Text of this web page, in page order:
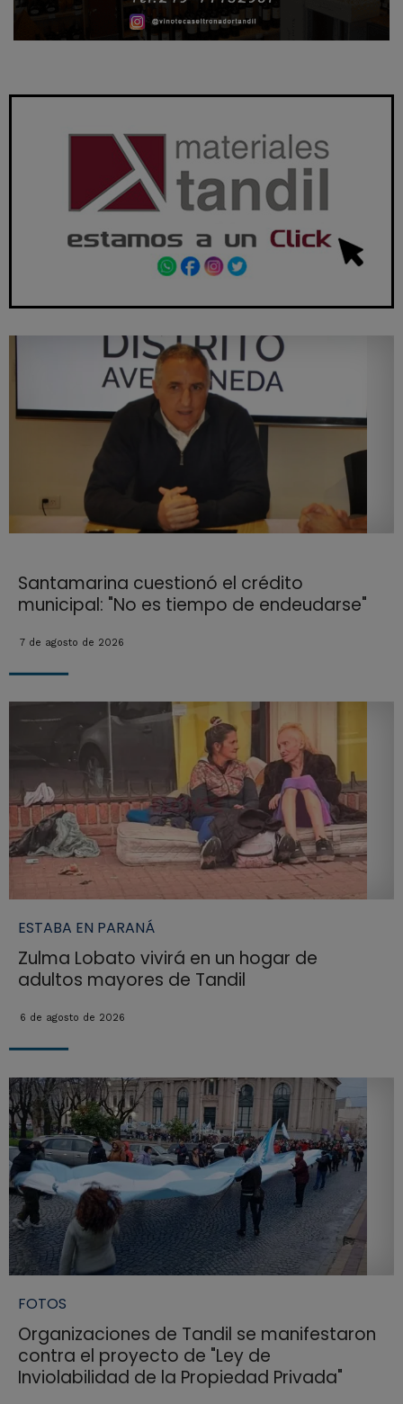
Santamarina cuestionó el crédito
municipal: "No es tiempo de endeudarse"
7 de agosto de 2026
ESTABA EN PARANÁ
Zulma Lobato vivirá en un hogar de
adultos mayores de Tandil
6 de agosto de 2026
FOTOS
Organizaciones de Tandil se manifestaron
contra el proyecto de "Ley de
Inviolabilidad de la Propiedad Privada"